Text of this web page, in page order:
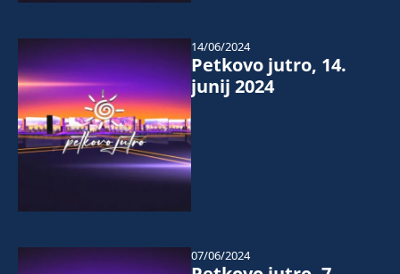
Petkovo jutro, 14.
junij 2024
14/06/2024
07/06/2024